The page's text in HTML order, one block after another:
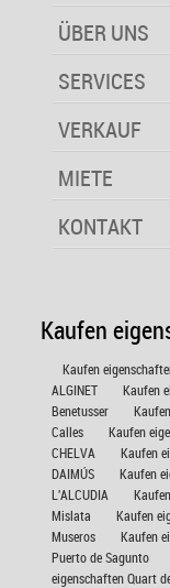
ÜBER UNS
SERVICES
VERKAUF
MIETE
KONTAKT
Kaufen
Kaufen
ALGINET
Kaufen
Benetusser
Calles
Kaufen
CHELVA
Kaufen
DAIMÚS
Kaufen
L'ALCUDIA
Mislata
Kaufen
Museros
Kaufen
Puerto de Sagunto
eigenschaften Quart